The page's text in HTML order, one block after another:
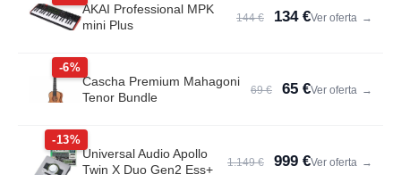
AKAI Professional MPK
mini Plus
144 € 134 €Ver oferta →
-6%
Cascha Premium Mahagoni
Tenor Bundle
69 € 65 €Ver oferta →
-13%
Universal Audio Apollo
Twin X Duo Gen2 Ess+
1.149 € 999 €Ver oferta →